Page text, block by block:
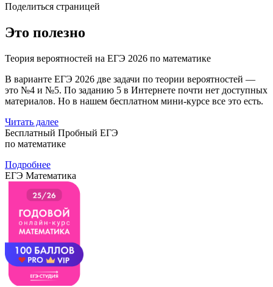
Поделиться страницей
Это полезно
Теория вероятностей на ЕГЭ 2026 по математике
В варианте ЕГЭ 2026 две задачи по теории вероятностей —
это №4 и №5. По заданию 5 в Интернете почти нет доступных
материалов. Но в нашем бесплатном мини-курсе все это есть.
Читать далее
Бесплатный Пробный ЕГЭ
по математике
Подробнее
ЕГЭ Математика